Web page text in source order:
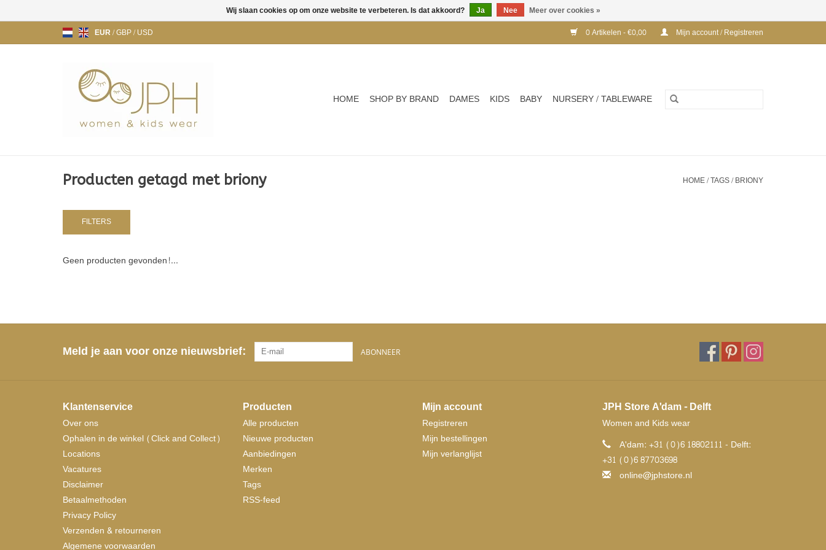
EUR/GBP/USD 0 Artikelen - €0,00 Mijn account / Registreren
HOME SHOP BY BRAND DAMES KIDS BABY NURSERY / TABLEWARE
Producten getagd met briony HOME/TAGS/BRIONY
FILTERS
Geen producten gevonden!...
Meld je aan voor onze nieuwsbrief: ABONNEER
Klantenservice
Over ons
Ophalen in de winkel (Click and Collect)
Locations
Vacatures
Disclaimer
Betaalmethoden
Privacy Policy
Verzenden & retourneren
Algemene voorwaarden
Producten
Alle producten
Nieuwe producten
Aanbiedingen
Merken
Tags
RSS-feed
Mijn account
Registreren
Mijn bestellingen
Mijn verlanglijst
JPH Store A'dam - Delft
Women and Kids wear
A'dam: +31 (0)6 18802111 - Delft:
+31 (0)6 87703698
online@jphstore.nl
Wij slaan cookies op om onze website te verbeteren. Is dat akkoord? Ja Nee Meer over cookies »